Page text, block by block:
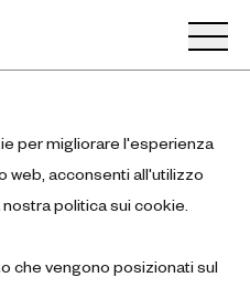
per migliorare l'esperienza
web, acconsenti all'utilizzo
politica sui cookie.
che vengono posizionati sul